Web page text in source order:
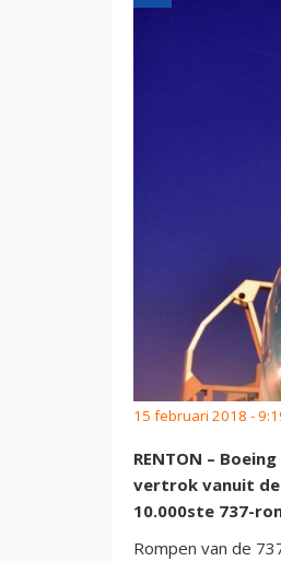
15 februari 2018 -
RENTON –
vertrok vanuit de
10.000ste 737-
Rompen van de